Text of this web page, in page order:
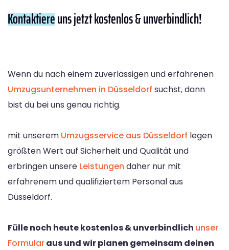
Kontaktiereuns jetzt kostenlos & unverbindlich!
Wenn du nach einem zuverlässigen und erfahrenen
Umzugsunternehmen in Düsseldorf suchst, dann
bist du bei uns genau richtig.
mit unserem Umzugsservice aus Düsseldorf legen
größten Wert auf Sicherheit und Qualität und
erbringen unsere Leistungen daher nur mit
erfahrenem und qualifiziertem Personal aus
Düsseldorf.
Fülle noch heute kostenlos & unverbindlich unser
Formularaus und wir planen gemeinsam deinen